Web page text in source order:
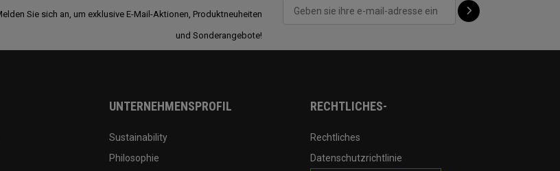
Sie sich an, um exklusive E-Mail-Aktionen, Produktneuheiten
und Sonderangebote!
UNTERNEHMENSPROFIL
Sustainability
Philosophie
RECHTLICHES-
Rechtliches
Datenschutzrichtlinie